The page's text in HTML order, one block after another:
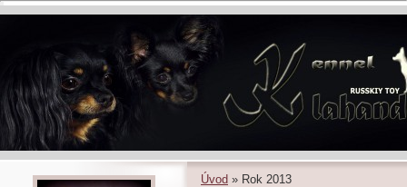
Úvod » Rok 2013